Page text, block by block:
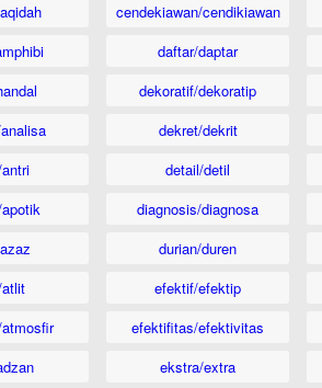
cendekiawan/cendikiawan
daftar/daptar
dekoratif/dekoratip
dekret/dekrit
detail/detil
diagnosis/diagnosa
durian/duren
efektif/efektip
efektifitas/efektivitas
ekstra/extra